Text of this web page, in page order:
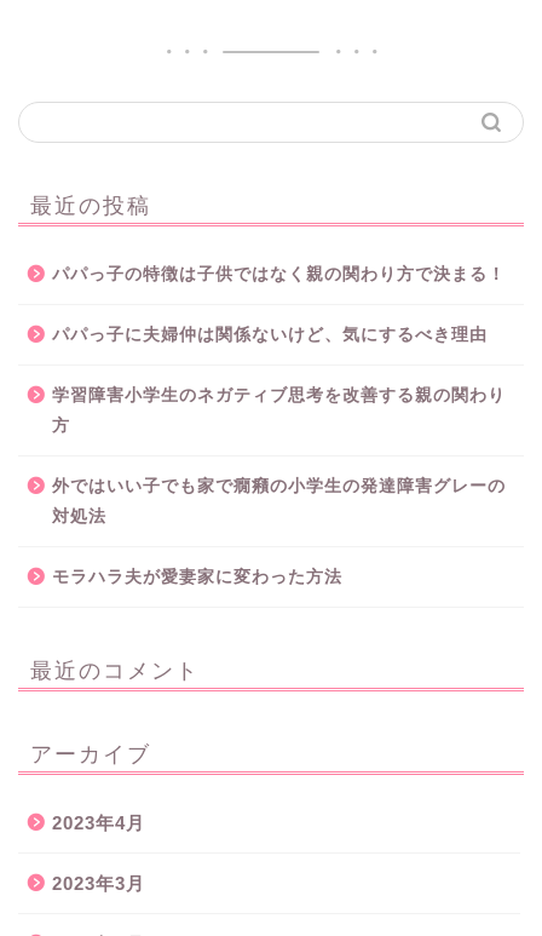
最近の投稿
パパっ子の特徴は子供ではなく親の関わり方で決まる！
パパっ子に夫婦仲は関係ないけど、気にするべき理由
学習障害小学生のネガティブ思考を改善する親の関わり
方
外ではいい子でも家で癇癪の小学生の発達障害グレーの
対処法
モラハラ夫が愛妻家に変わった方法
最近のコメント
アーカイブ
2023年4月
2023年3月